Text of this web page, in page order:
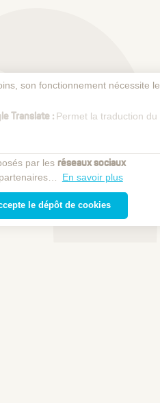
son fonctionnement nécessite le
Translate : Permet la traduction du
par les réseaux sociaux
En savoir plus
le dépôt de cookies